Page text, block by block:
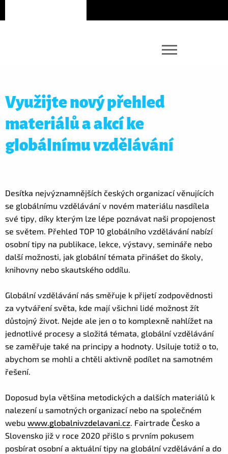
Využijte nový přehled
materiálů a akcí ke
globálnímu vzdělávání
Desítka nejvýznamnějších českých organizací věnujících
se globálnímu vzdělávání v novém materiálu nasdílela
své tipy, díky kterým lze lépe poznávat naši propojenost
se světem. Přehled TOP 10 globálního vzdělávání nabízí
osobní tipy na publikace, lekce, výstavy, semináře nebo
další možnosti, jak globální témata přinášet do školy,
knihovny nebo skautského oddílu.
Globální vzdělávání nás směřuje k přijetí zodpovědnosti
za vytváření světa, kde mají všichni lidé možnost žít
důstojný život. Nejde ale jen o to komplexně nahlížet na
jednotlivé procesy a složitá témata, globální vzdělávání
se zaměřuje také na principy a hodnoty. Usiluje totiž o to,
abychom se mohli a chtěli aktivně podílet na samotném
řešení.
Doposud byla většina metodických a dalších materiálů k
nalezení u samotných organizací nebo na společném
webu www.globalnivzdelavani.cz. Fairtrade Česko a
Slovensko již v roce 2020 přišlo s prvním pokusem
posbírat osobní a aktuální tipy na globální vzdělávání a do